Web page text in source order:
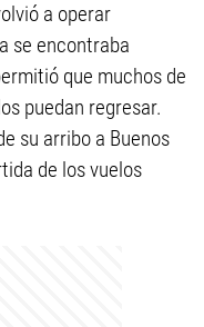
a operar
se encontraba
que muchos de
puedan regresar.
su arribo a Buenos
de los vuelos